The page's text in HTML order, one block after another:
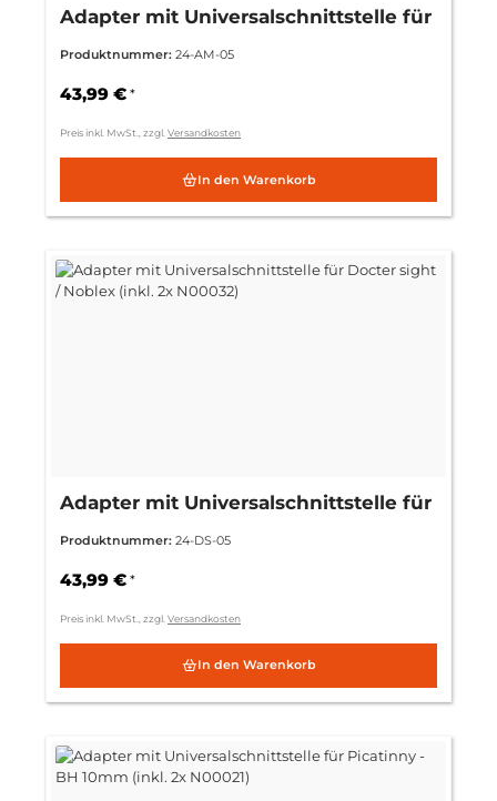
Adapter mit Universalschnittstelle für
N00062 / 2x N00056)
Produktnummer: 24-AM-05
43,99 € *
Preis inkl. MwSt., zzgl. Versandkosten
In den Warenkorb
Adapter mit Universalschnittstelle für
N00032)
Produktnummer: 24-DS-05
43,99 € *
Preis inkl. MwSt., zzgl. Versandkosten
In den Warenkorb